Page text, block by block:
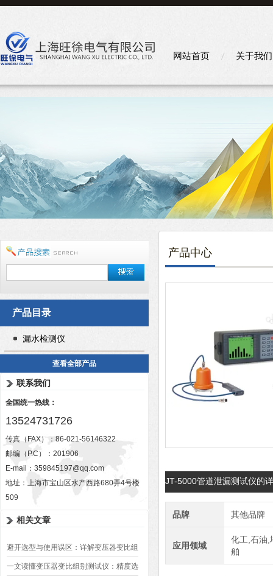
网站首页 关于我们
产品目录
漏水检测仪
查看全部产品
联系我们
全国统一热线：
13524731726
传真（FAX）：86-021-56146322
邮编（P.C）：201906
E-mail： 359845197@qq.com
地址：上海市宝山区水产西路680弄4号楼
509
相关文章
避开选型与使用误区：详解变压器变比组
别测试仪的日常校准方法、常见组别识别
一文读懂变压器变比组别测试仪：精度选
产品中心
JT-5000管道泄漏测试仪的
品牌 其他品牌
应用领域
化工,石油,
舶